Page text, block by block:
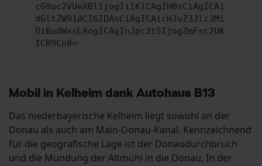
cG9uc2VUeXBlIjogIiIKICAgIH0sCiAgICAi
dGltZW91dCI6IDAsCiAgICAicHJvZ3Jlc3Mi
OiBudWxsLAogICAgInJpc2t5IjogZmFsc2UK
ICB9Cn0=
Mobil in Kelheim dank Autohaus B13
Das niederbayerische Kelheim liegt sowohl an der
Donau als auch am Main-Donau-Kanal. Kennzeichnend
für die geografische Lage ist der Donaudurchbruch
und die Mündung der Altmühl in die Donau. In der